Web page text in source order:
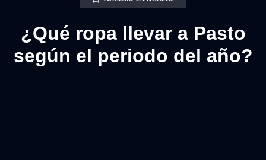
¿Qué ropa llevar a Pasto
según el periodo del año?